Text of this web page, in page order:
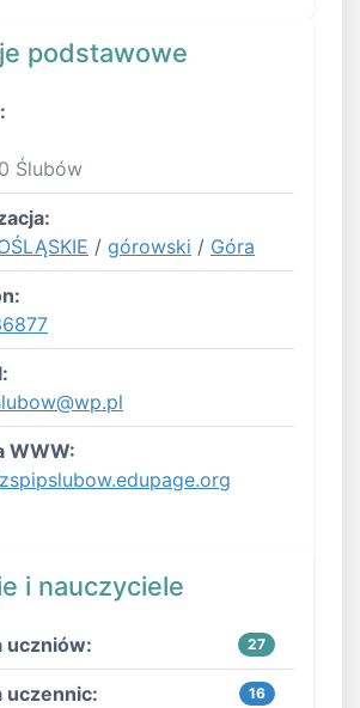
podstawowe
Ślubów
/ górowski / Góra
WWW:
i nauczyciele
uczniów: 27
uczennic: 16